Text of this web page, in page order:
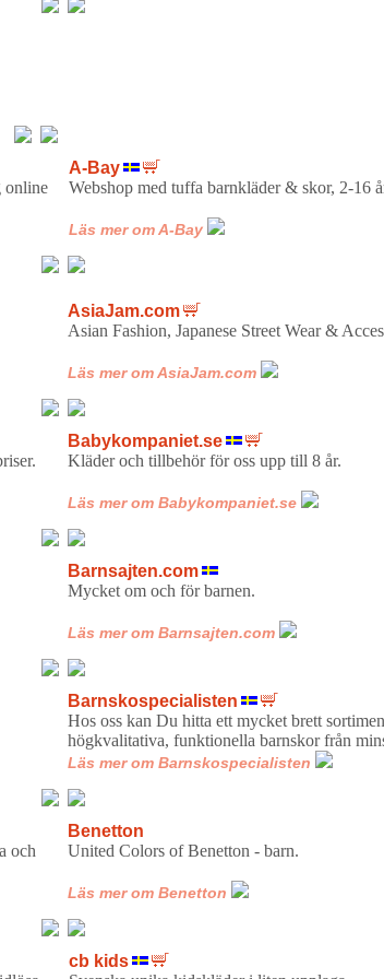
online
A-Bay
Webshop med tuffa barnkläder &
Läs mer om A-Bay
AsiaJam.com
Asian Fashion, Japanese Street Wear
Läs mer om AsiaJam.com
Babykompaniet.se
Kläder och tillbehör för oss
Läs mer om Babykompaniet.se
Barnsajten.com
Mycket om och för
Läs mer om Barnsajten.com
Barnskospecialisten
Hos oss kan Du hitta ett mycket brett
högkvalitativa, funktionella barnskor från
Läs mer om Barnskospecialisten
och
Benetton
United Colors of
Läs mer om Benetton
cb kids